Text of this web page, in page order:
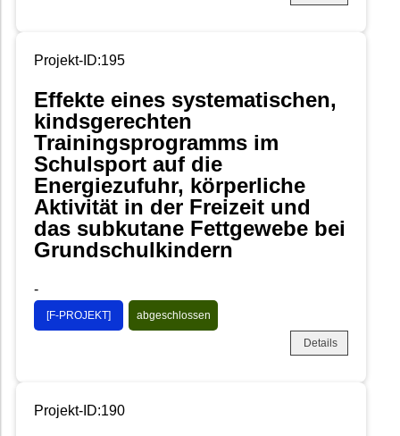
Projekt-ID:195
Effekte eines systematischen,
kindsgerechten
Trainingsprogramms im
Schulsport auf die
Energiezufuhr, körperliche
Aktivität in der Freizeit und
das subkutane Fettgewebe bei
Grundschulkindern
-
[F-PROJEKT] abgeschlossen
Details
Projekt-ID:190